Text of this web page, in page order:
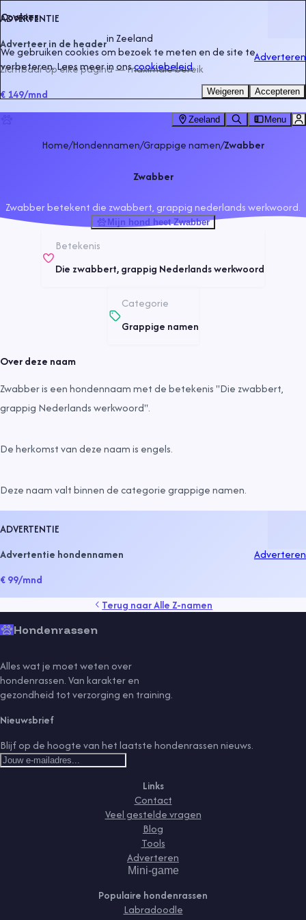
ADVERTENTIE
Adverteer in de headerinZeeland
Zichtbaar op elke pagina — maximale bereik
€ 149/mnd
Adverteren
Zeeland Menu
Home/Hondennamen/Grappige namen/Zwabber
Zwabber
Zwabber betekent die zwabbert, grappig nederlands werkwoord.
Mijn hond heet Zwabber
Betekenis
Die zwabbert, grappig Nederlands werkwoord
Categorie
Grappige namen
Over deze naam
Zwabber is een hondennaam met de betekenis "Die zwabbert,
grappig Nederlands werkwoord".
De herkomst van deze naam is engels.
Deze naam valt binnen de categoriegrappige namen.
ADVERTENTIE
Advertentie hondennamen
€ 99/mnd
Adverteren
Terug naarAlle Z-namen
Hondenrassen
Alles wat je moet weten over
hondenrassen. Van karakter en
gezondheid tot verzorging en training.
Nieuwsbrief
Blijf op de hoogte van het laatste hondenrassen nieuws.
Links
Contact
Veel gestelde vragen
Blog
Tools
Adverteren
Mini-game
Populaire hondenrassen
Labradoodle
Cookies
We gebruiken cookies om bezoek te meten en de site te
verbeteren. Lees meer in onscookiebeleid.
Weigeren Accepteren